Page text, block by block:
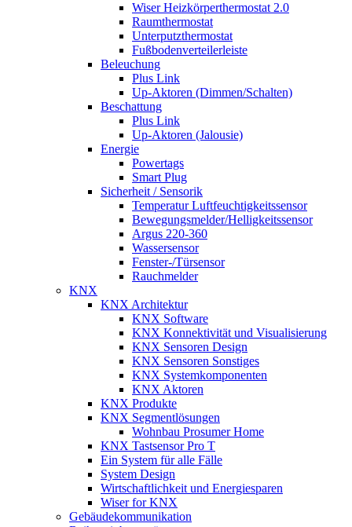
Wiser Heizkörperthermostat 2.0
Raumthermostat
Unterputzthermostat
Fußbodenverteilerleiste
Beleuchung
Plus Link
Up-Aktoren (Dimmen/Schalten)
Beschattung
Plus Link
Up-Aktoren (Jalousie)
Energie
Powertags
Smart Plug
Sicherheit / Sensorik
Temperatur Luftfeuchtigkeitssensor
Bewegungsmelder/Helligkeitssensor
Argus 220-360
Wassersensor
Fenster-/Türsensor
Rauchmelder
KNX
KNX Architektur
KNX Software
KNX Konnektivität und Visualisierung
KNX Sensoren Design
KNX Sensoren Sonstiges
KNX Systemkomponenten
KNX Aktoren
KNX Produkte
KNX Segmentlösungen
Wohnbau Prosumer Home
KNX Tastsensor Pro T
Ein System für alle Fälle
System Design
Wirtschaftlichkeit und Energiesparen
Wiser for KNX
Gebäudekommunikation